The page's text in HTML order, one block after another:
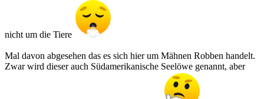
nicht um die Tiere
Mal davon abgesehen das es sich hier um Mähnen Robben handelt.
Zwar wird dieser auch Südamerikanische Seelöwe genannt, aber